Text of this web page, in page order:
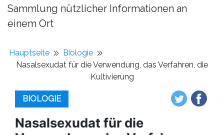
Sammlung nützlicher Informationen an
einem Ort
Hauptseite
Biologie
Nasalsexudat für die Verwendung, das Verfahren, die
Kultivierung
BIOLOGIE
Nasalsexudat für die